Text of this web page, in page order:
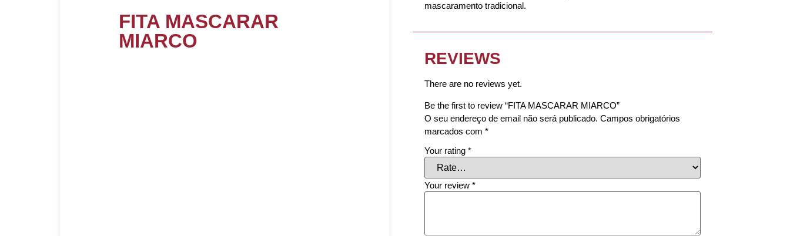
FITA MASCARAR
MIARCO
mascaramento tradicional.
REVIEWS
There are no reviews yet.
Be the first to review “FITA MASCARAR MIARCO”
O seu endereço de email não será publicado. Campos obrigatórios
marcados com *
Your rating *
Your review *